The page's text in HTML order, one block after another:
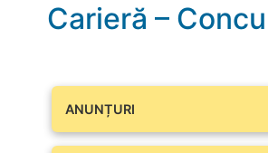
Carieră –
ANUNȚURI